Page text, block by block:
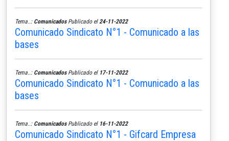
Tema..: ComunicadosPublicado el 24-11-2022
Comunicado Sindicato N°1 - Comunicado a las
bases
Tema..: ComunicadosPublicado el 17-11-2022
Comunicado Sindicato N°1 - Comunicado a las
bases
Tema..: ComunicadosPublicado el 16-11-2022
Comunicado Sindicato N°1 - Gifcard Empresa